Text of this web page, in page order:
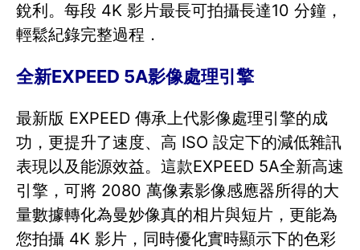
銳利。每段 4K 影片最長可拍攝長達10 分鐘，
輕鬆紀錄完整過程．
全新EXPEED 5A影像處理引擎
最新版 EXPEED 傳承上代影像處理引擎的成
功，更提升了速度、高 ISO 設定下的減低雜訊
表現以及能源效益。這款EXPEED 5A全新高速
引擎，可將 2080 萬像素影像感應器所得的大
量數據轉化為曼妙像真的相片與短片，更能為
您拍攝 4K 影片，同時優化實時顯示下的色彩